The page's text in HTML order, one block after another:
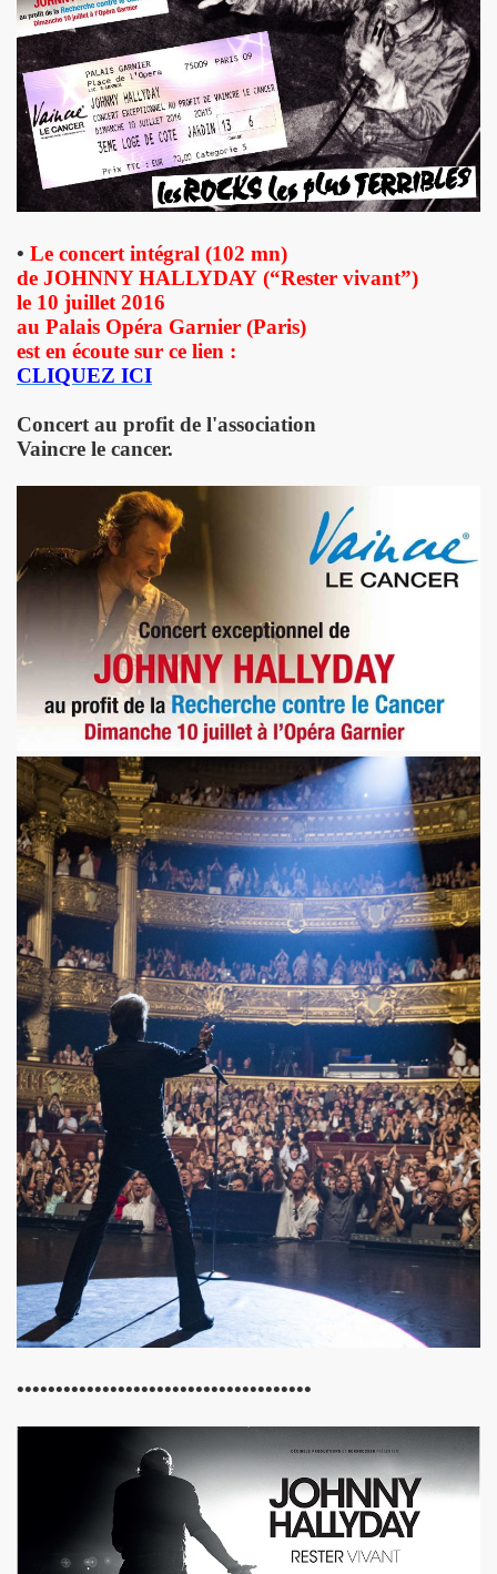
• Le concert intégral (102 mn)
de JOHNNY HALLYDAY (“Rester vivant”)
le 10 juillet 2016
au Palais Opéra Garnier (Paris)
est en écoute sur ce lien :
CLIQUEZ ICI
Concert au profit de l'association
Vaincre le cancer.
••••••••••••••••••••••••••••••••••••••
du 26 au 30 decembre 2009 aux TROIS BAUDETS
chez BASTIEN DE ALMEIDA (Paris) en seance de
au CHACHA CLUB (Paris).
concert de BIJOU SVP le 14 novembre 2009 a
concert d'ALEX BEAUPAIN le 17 octobre 2009 aux
3 octobre 2009 a L'ARCHIPEL (Paris).
MAG" (2 octobre 2009).
28 aout 2009 aux TROIS BAUDETS a Paris.
BARDOT" le 16 mai 2009 a L'ARCHIPEL a Paris.
et JACQUES DUVALL les 18 et 19 avril 2009 aux
le 17 avril 2009 au GLOBO a PARIS.
le 11 octobre 2008.
7 octobre 2008.
MONDE" au Forum de Liege (27 septembre 2008).
2008) : photos dans les coulisses des concerts.
le 8 septembre 2008.
le 30 mai 2008.
et MARIE FRANCE le 20 fevrier 2008 au CENTRE
le 1er fevrier 2008 au BATACLAN (Paris).
(1982).
FIEVRE" de MARIE FRANCE par JEAN-WILLIAM
(disponibles depuis decembre 2009).
dans "TELERAMA" (16 decembre 2009).
dans "STUDIO CINE LIVE MAGAZINE" (fevrier 2010).
dans "OPEN MAG" (decembre 2009 - janvier 2010).
dans "PARIS MATCH" (23 decembre 2009).
dans "ACCORDEON ET ACCORDEONISTES" (janvier
par JEAN-WILLIAM THOURY dans "JUKE BOX
dans "FEMME ACTUELLE" (2 novembre 2009).
2009).
DUVALL et MARIE FRANCE le 24 septembre 2007 a la